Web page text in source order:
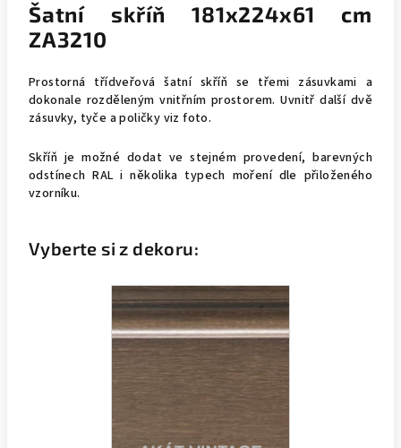
Šatní skříň 181x224x61 cm
ZA3210
Prostorná třídveřová šatní skříň se třemi zásuvkami a
dokonale rozděleným vnitřním prostorem. Uvnitř další dvě
zásuvky, tyče a poličky viz foto.
Skříň je možné dodat ve stejném provedení, barevných
odstínech RAL i několika typech moření dle přiloženého
vzorníku.
Vyberte si z dekoru: